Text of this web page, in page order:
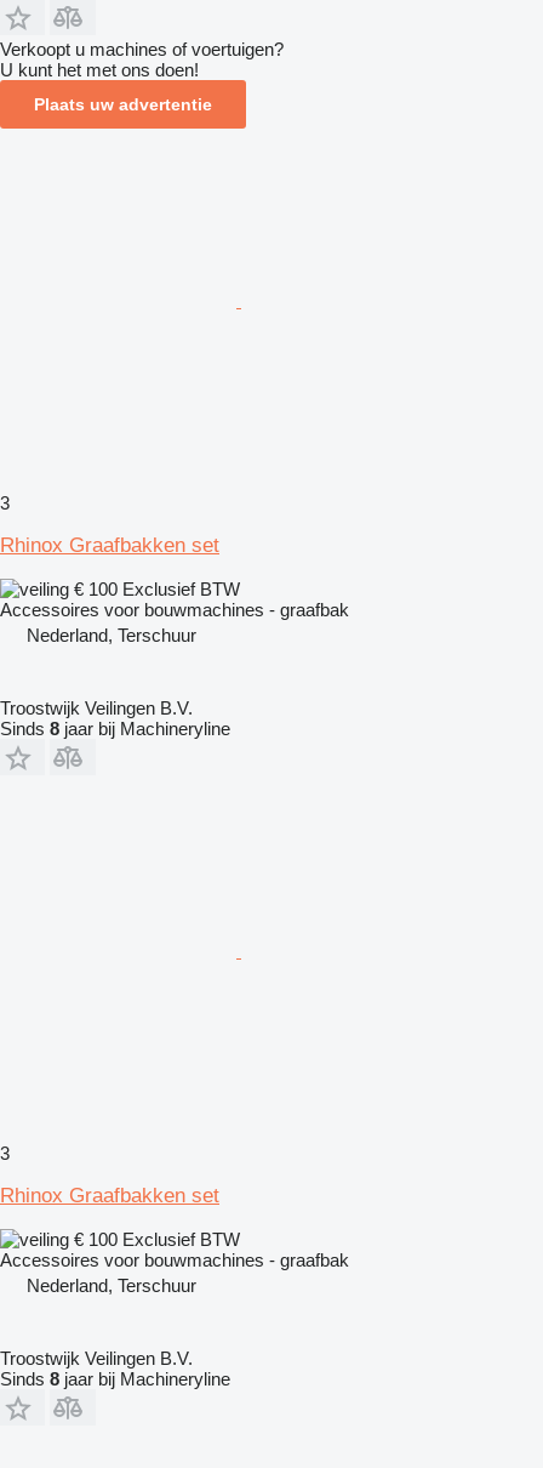
Verkoopt u machines of voertuigen?
U kunt het met ons doen!
Plaats uw advertentie
3
Rhinox Graafbakken set
€ 100 Exclusief BTW
Accessoires voor bouwmachines - graafbak
Nederland, Terschuur
Troostwijk Veilingen B.V.
Sinds 8 jaar bij Machineryline
3
Rhinox Graafbakken set
€ 100 Exclusief BTW
Accessoires voor bouwmachines - graafbak
Nederland, Terschuur
Troostwijk Veilingen B.V.
Sinds 8 jaar bij Machineryline